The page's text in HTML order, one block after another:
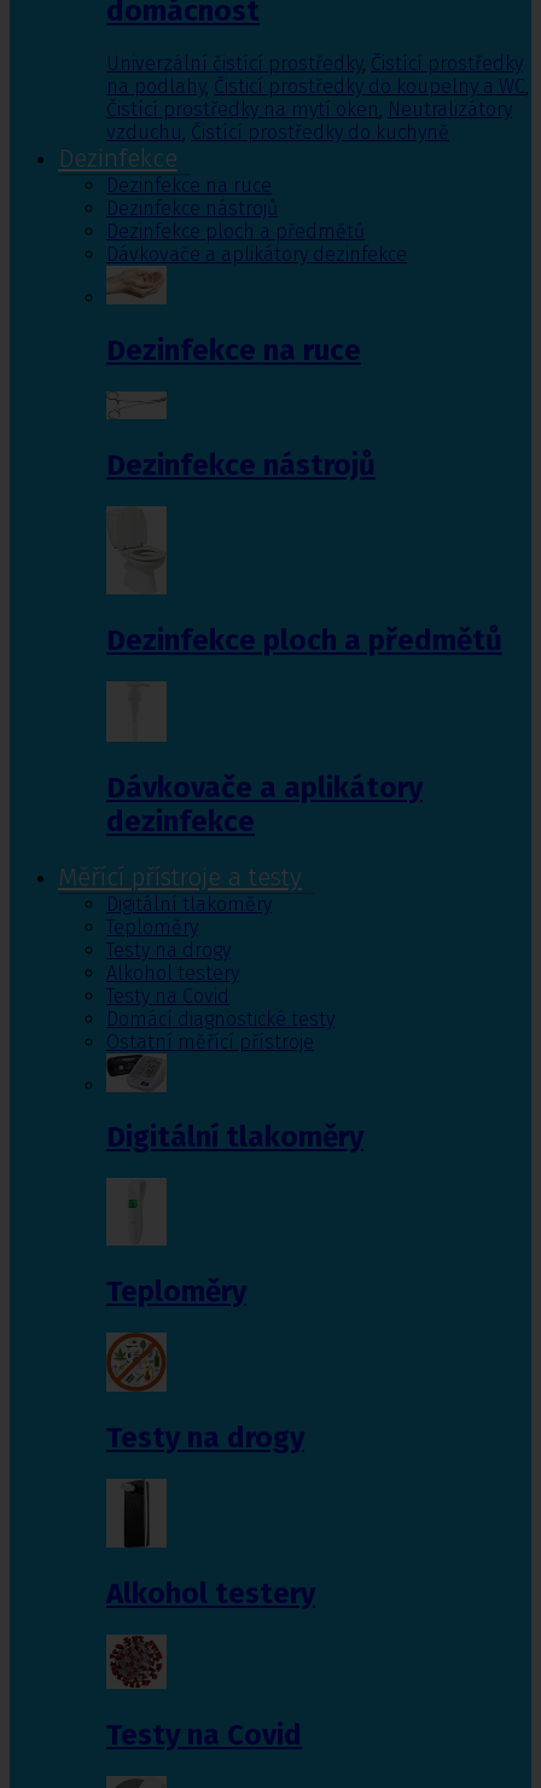
domácnost
Univerzální čistící prostředky, Čistící prostředky
na podlahy, Čisticí prostředky do koupelny a WC,
Čistící prostředky na mytí oken, Neutralizátory
vzduchu, Čistící prostředky do kuchyně
Dezinfekce
Dezinfekce na ruce
Dezinfekce nástrojů
Dezinfekce ploch a předmětů
Dávkovače a aplikátory dezinfekce
Dezinfekce na ruce
Dezinfekce nástrojů
Dezinfekce ploch a předmětů
Dávkovače a aplikátory
dezinfekce
Měřící přístroje a testy
Digitální tlakoměry
Teploměry
Testy na drogy
Alkohol testery
Testy na Covid
Domácí diagnostické testy
Ostatní měřící přístroje
Digitální tlakoměry
Teploměry
Testy na drogy
Alkohol testery
Testy na Covid